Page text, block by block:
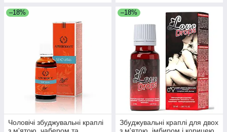
–18%
Чоловічі збуджувальні краплі
–18%
Збуджувальні краплі для двох